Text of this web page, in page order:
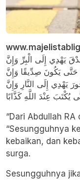
يَهْدِي إِلَى الْبِرِّ وَإِنَّ
حَتَّى يَكُونَ صِدِّيقًا وَإِنَّ
يَهْدِي إِلَى النَّارِ وَإِنَّ
يُكْتَبَ عِنْدَ اللَّهِ كَذَّابًا
“Dari Abdullah
“Sesungguhnya
kebaikan, dan
surga.
Sesungguhnya